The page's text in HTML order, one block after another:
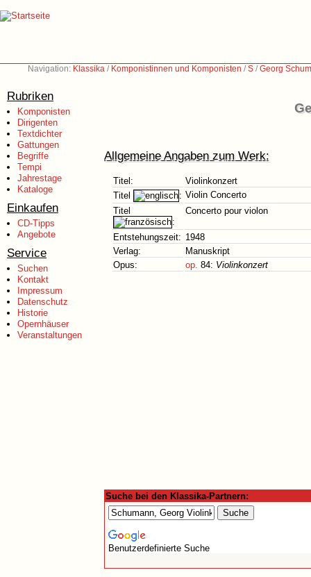
Navigation: Klassika / Komponistinnen und Komponisten /S /Georg
Rubriken
Komponisten
Dirigenten
Textdichter
Gattungen
Begriffe
Tempi
Jahrestage
Kataloge
Einkaufen
CD-Tipps
Angebote
Service
Suchen
Kontakt
Impressum
Datenschutz
Historie
Opernhäuser
Veranstaltungen
Allgemeine Angaben zum Werk:
Titel:
Violinkonzert
Titel
: Violin Concerto
Titel
:
Concerto pour violon
Entstehungszeit: 1948
Verlag:
Manuskript
Opus:
op. 84: Violinkonzert
Suche bei den Klassika-Partnern:
Benutzerdefinierte Suche